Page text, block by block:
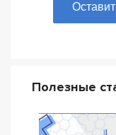
Полезные